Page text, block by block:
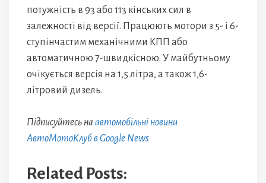
потужність в 93 або 113 кінських сил в
залежності від версії. Працюють мотори з 5- і 6-
ступінчастим механічними КПП або
автоматичною 7-швидкісною. У майбутньому
очікується версія на 1,5 літра, а також 1,6-
літровий дизель.
Підписуйтесь на автомобільні новини
АвтоМотоКлуб в Google News
Related Posts: